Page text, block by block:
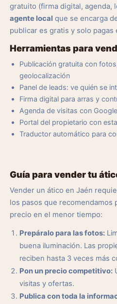
gratuito (firma digital, agenda,
agente local que se encarga
publicar es gratis y solo pagas
Herramientas para
Publicación gratuita con
geolocalización
Panel de leads: ve quién se
Firma digital para arras y
Agenda de visitas con
Portal del propietario con
Traductor automático para
Guía para vender tu
Vender un ático en Jaén
los pasos que recomendamos
precio en el menor tiempo:
Prepáralo para las fotos:
buena iluminación. Las
reciben hasta 3 veces más
Pon un precio competitivo:
visitas y ofertas.
Publica con toda la